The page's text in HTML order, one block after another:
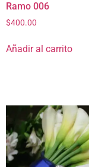
Ramo 006
$400.00
Añadir al carrito